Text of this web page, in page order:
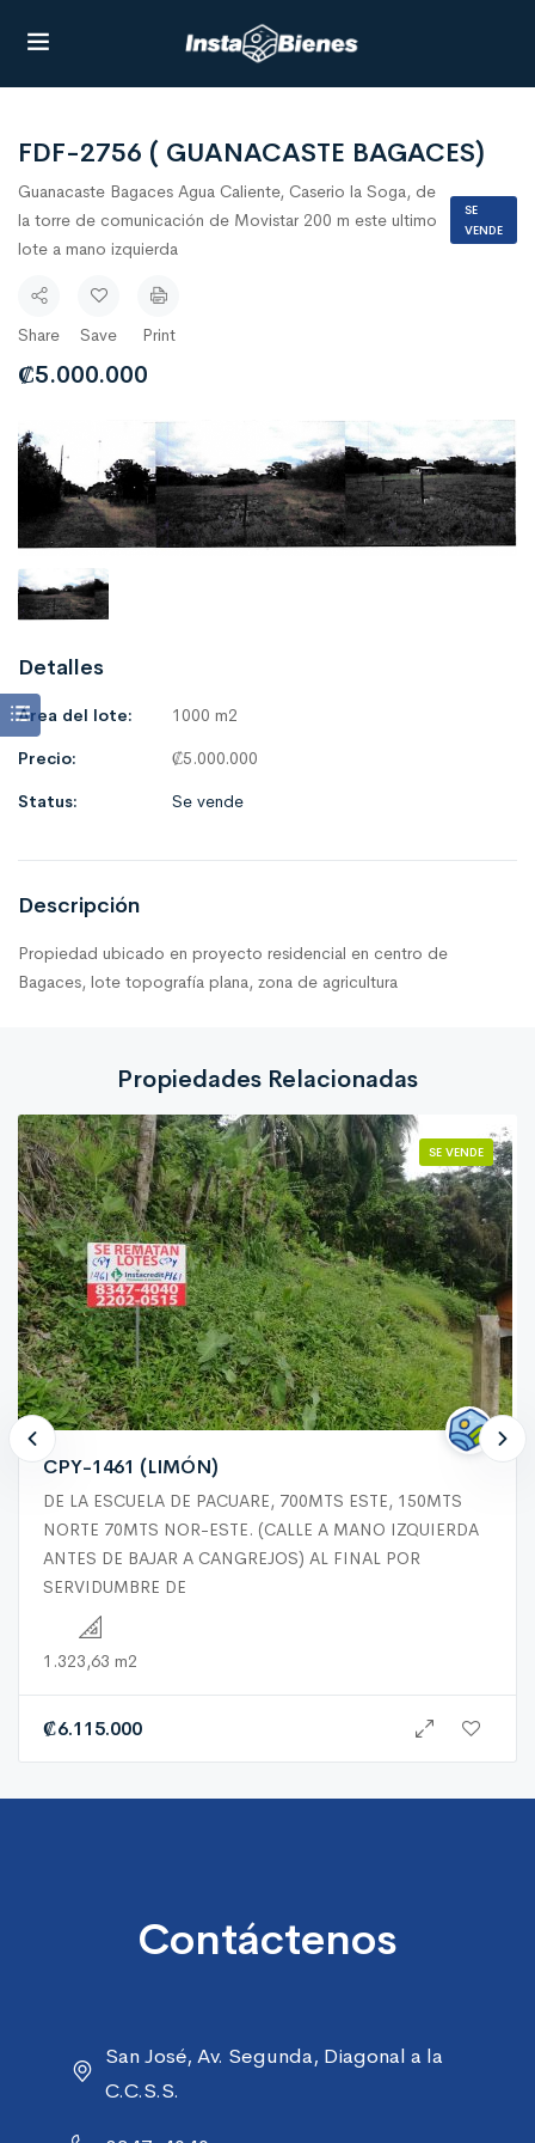
FDF-2756 ( GUANACASTE BAGACES)
Guanacaste Bagaces Agua Caliente, Caserio la Soga, de
la torre de comunicación de Movistar 200 m este ultimo
lote a mano izquierda
SE
VENDE
Share Save Print
₡5.000.000
Detalles
Área del lote:
1000 m2
Precio:
₡5.000.000
Status:
Se vende
Descripción
Propiedad ubicado en proyecto residencial en centro de
Bagaces, lote topografía plana, zona de agricultura
Propiedades Relacionadas
SE VENDE
CPY-1461 (LIMÓN)
DE LA ESCUELA DE PACUARE, 700MTS ESTE, 150MTS
NORTE 70MTS NOR-ESTE. (CALLE A MANO IZQUIERDA
ANTES DE BAJAR A CANGREJOS) AL FINAL POR
SERVIDUMBRE DE
1.323,63 m2
₡6.115.000
Contáctenos
San José, Av. Segunda, Diagonal a la
C.C.S.S.